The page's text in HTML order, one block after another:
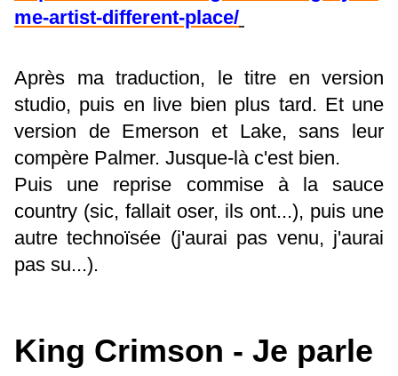
me-artist-different-place/
Après ma traduction, le titre en version
studio, puis en live bien plus tard. Et une
version de Emerson et Lake, sans leur
compère Palmer. Jusque-là c'est bien.
Puis une reprise commise à la sauce
country (sic, fallait oser, ils ont...), puis une
autre technoïsée (j'aurai pas venu, j'aurai
pas su...).
King Crimson - Je parle